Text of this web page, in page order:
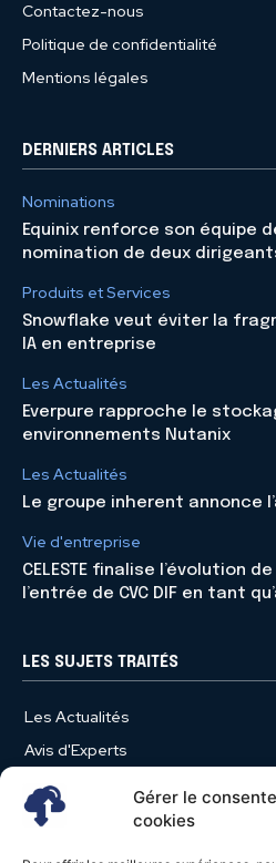
Gérer le
cookies
Contactez-nous
Politique de confidentialité
Mentions légales
DERNIERS ARTICLES
Nominations
Equinix renforce son équipe
nomination de deux
Produits et Services
Snowflake veut éviter la
IA en entreprise
Les Actualités
Everpure rapproche le
environnements Nutanix
Les Actualités
Le groupe inherent annonce
Vie d'entreprise
CELESTE finalise l’évolution
l’entrée de CVC DIF en tant
LES SUJETS TRAITÉS
Les Actualités
Avis d'Experts
Produits et Services
Vie d'entreprise